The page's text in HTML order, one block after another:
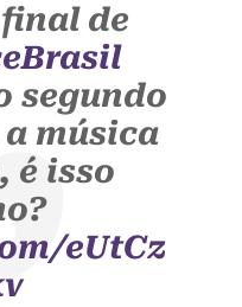
final de
segundo
música
é isso
eUtCz